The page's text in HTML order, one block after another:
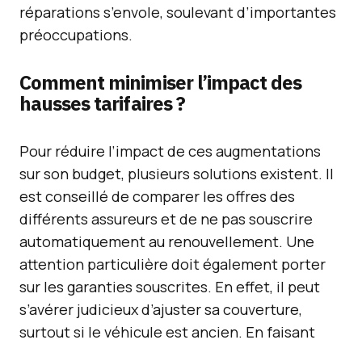
réparations s’envole, soulevant d’importantes
préoccupations.
Comment minimiser l’impact des
hausses tarifaires ?
Pour réduire l’impact de ces augmentations
sur son budget, plusieurs solutions existent. Il
est conseillé de comparer les offres des
différents assureurs et de ne pas souscrire
automatiquement au renouvellement. Une
attention particulière doit également porter
sur les garanties souscrites. En effet, il peut
s’avérer judicieux d’ajuster sa couverture,
surtout si le véhicule est ancien. En faisant